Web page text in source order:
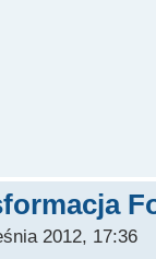
2012, 17:36